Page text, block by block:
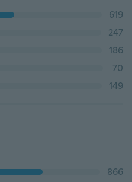
619
247
186
70
149
866